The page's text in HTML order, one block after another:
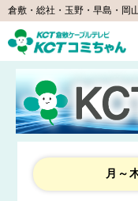
倉敷・総社・玉野・早島・岡
月～